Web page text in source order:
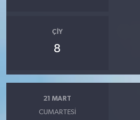
ÇIY
8
21 MART
CUMARTESI